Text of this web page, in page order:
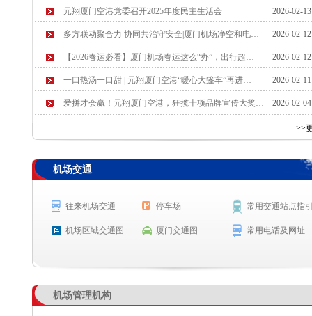
航空公司
元翔厦门空港党委召开2025年度民主生活会 2026-02-
多方联动聚合力 协同共治守安全|厦门机场净空和电… 2026-02-
【2026春运必看】厦门机场春运这么“办”，出行超… 2026-02-
一口热汤一口甜 | 元翔厦门空港“暖心大篷车”再进… 2026-02-
爱拼才会赢！元翔厦门空港，狂揽十项品牌宣传大奖… 2026-02-
>>
机场交通
往来机场交通 停车场 常用交通站点指
机场区域交通图 厦门交通图 常用电话及网址
机场管理机构